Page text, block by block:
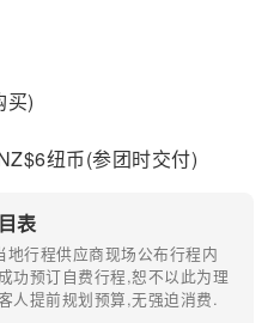
买)
纽币(参团时交付)
表
行程供应商现场公布行程内
功预订自费行程,恕不以此为理
人提前规划预算,无强迫消费.